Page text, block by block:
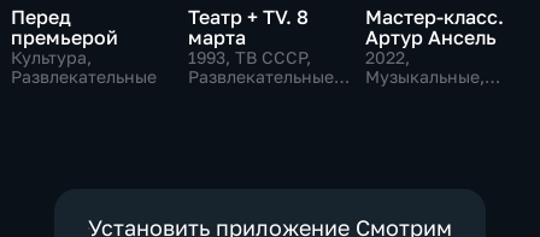
Перед
премьерой
Культура,
Развлекательные
Театр + TV. 8
марта
1993, ТВ СССР,
Развлекательные,
Мастер-класс.
Артур Ансель
2022,
Музыкальные,
Установить приложение Смотрим